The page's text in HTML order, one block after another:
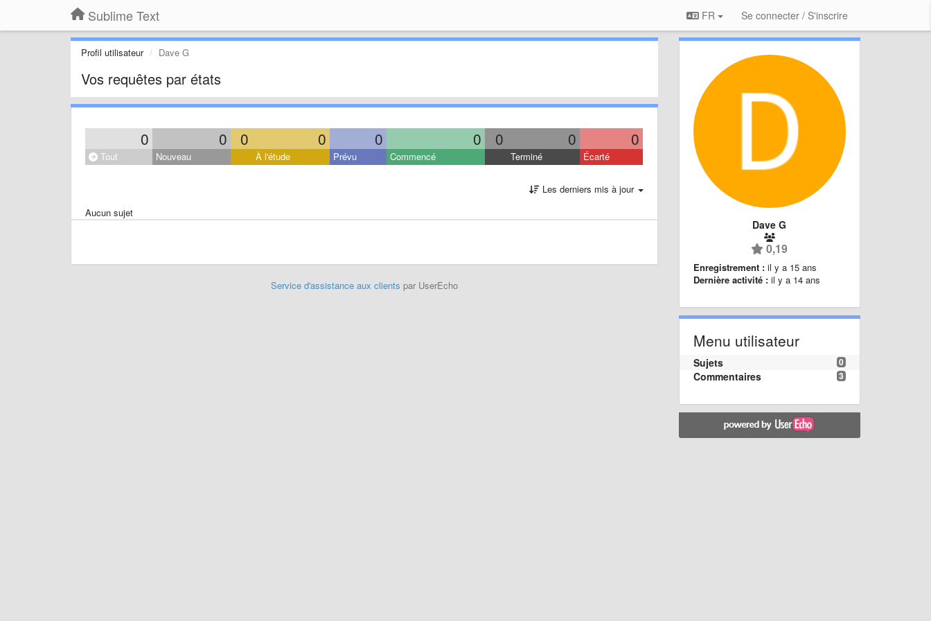
Sublime Text FR Se connecter / S'inscrire
Profil utilisateur Dave G
Vos requêtes par états
0 0 0 0 0 0 0 0 0
Tout Nouveau À l'étude Prévu Commencé Terminé Écarté
Les derniers mis à jour
Aucun sujet
Service d'assistance aux clients par UserEcho
Dave G
0,19
Enregistrement : il y a 15 ans
Dernière activité : il y a 14 ans
Menu utilisateur
0
Sujets
3
Commentaires